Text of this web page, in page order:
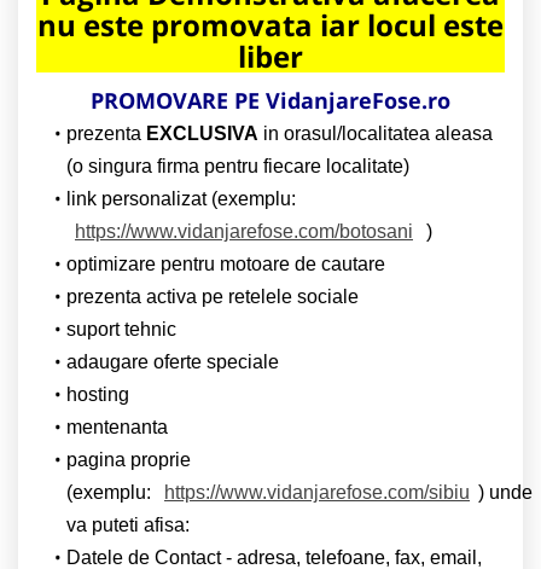
nu este promovata iar locul este
liber
PROMOVARE PE VidanjareFose.ro
prezenta EXCLUSIVA in orasul/localitatea aleasa
(o singura firma pentru fiecare localitate)
link personalizat (exemplu:
https://www.vidanjarefose.com/botosani
)
optimizare pentru motoare de cautare
prezenta activa pe retelele sociale
suport tehnic
adaugare oferte speciale
hosting
mentenanta
pagina proprie
(exemplu:
https://www.vidanjarefose.com/sibiu ) unde
va puteti afisa:
Datele de Contact - adresa, telefoane, fax, email,